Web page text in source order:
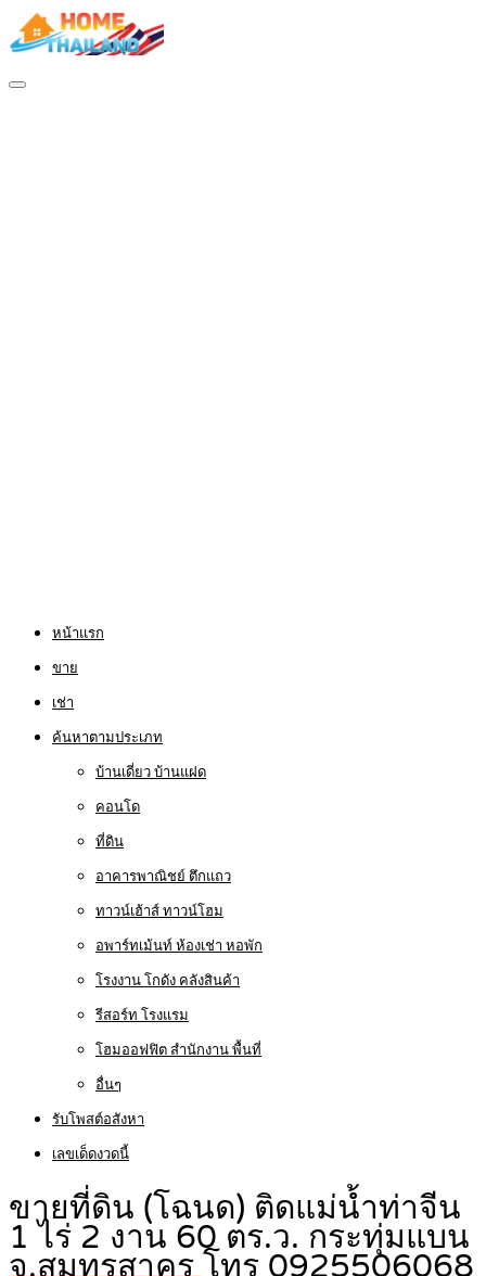
หน้าแรก
ขาย
เช่า
ค้นหาตามประเภท
บ้านเดี่ยว บ้านแฝด
คอนโด
ที่ดิน
อาคารพาณิชย์ ตึกแถว
ทาวน์เฮ้าส์ ทาวน์โฮม
อพาร์ทเม้นท์ ห้องเช่า หอพัก
โรงงาน โกดัง คลังสินค้า
รีสอร์ท โรงแรม
โฮมออฟฟิต สำนักงาน พื้นที่
อื่นๆ
รับโพสต์อสังหา
เลขเด็ดงวดนี้
ขายที่ดิน (โฉนด) ติดแม่น้ำท่าจีน
1 ไร่ 2 งาน 60 ตร.ว. กระทุ่มแบน
จ.สมุทรสาคร โทร 0925506068